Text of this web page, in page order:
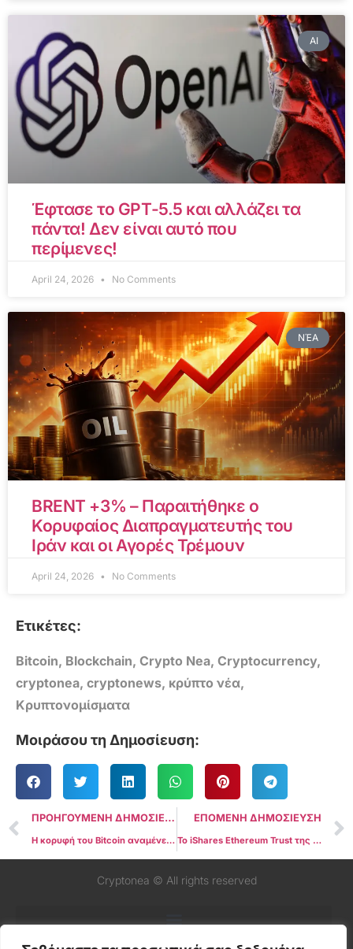
AI
Έφτασε το GPT-5.5 και αλλάζει τα
πάντα! Δεν είναι αυτό που
περίμενες!
April 24, 2026 No Comments
ΝΈΑ
BRENT +3% – Παραιτήθηκε ο
Κορυφαίος Διαπραγματευτής του
Ιράν και οι Αγορές Τρέμουν
April 24, 2026 No Comments
Ετικέτες:
Bitcoin, Blockchain, Crypto Nea, Cryptocurrency,
cryptonea, cryptonews, κρύπτο νέα,
Κρυπτονομίσματα
Μοιράσου τη Δημοσίευση:
ΠΡΟΗΓΟΥΜΕΝΗ ΔΗΜΟΣΙΕΥΣΗ
Η κορυφή του Bitcoin αναμένεται το 2025 παρά το «μπερδεμένο» υψηλό όλων των εποχών του Μαρτίου
ΕΠΟΜΕΝΗ ΔΗΜΟΣΙΕΥΣΗ
Το iShares Ethereum Trust της BlackRock πλησιάζει το $1 δις σε καθαρές εισροές
Cryptonea © All rights reserved